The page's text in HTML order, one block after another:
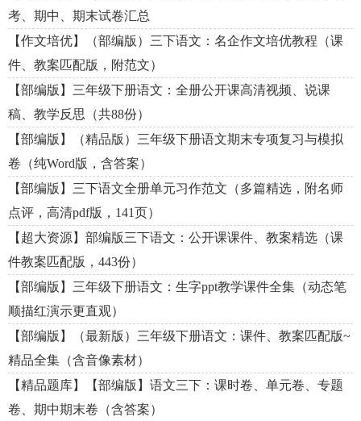
考、期中、期末试卷汇总
【作文培优】（部编版）三下语文：名企作文培优教程（课
件、教案匹配版，附范文）
【部编版】三年级下册语文：全册公开课高清视频、说课
稿、教学反思（共88份）
【部编版】（精品版）三年级下册语文期末专项复习与模拟
卷（纯Word版，含答案）
【部编版】三下语文全册单元习作范文（多篇精选，附名师
点评，高清pdf版，141页）
【超大资源】部编版三下语文：公开课课件、教案精选（课
件教案匹配版，443份）
【部编版】三年级下册语文：生字ppt教学课件全集（动态笔
顺描红演示更直观）
【部编版】（最新版）三年级下册语文：课件、教案匹配版~
精品全集（含音像素材）
【精品题库】【部编版】语文三下：课时卷、单元卷、专题
卷、期中期末卷（含答案）